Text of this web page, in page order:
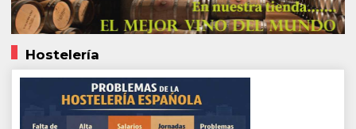
Hostelería